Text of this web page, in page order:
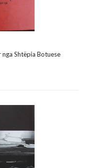
Shtëpia Botuese